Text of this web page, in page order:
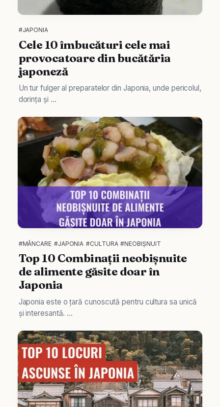
#JAPONIA
Cele 10 îmbucături cele mai
provocatoare din bucătăria
japoneză
Un tur fulger al preparatelor din Japonia, unde pericolul,
dorința și ...
#MÂNCARE #JAPONIA #CULTURA #NEOBIȘNUIT
Top 10 Combinații neobișnuite
de alimente găsite doar în
Japonia
Japonia este o țară cunoscută pentru cultura sa unică
și interesantă. ...